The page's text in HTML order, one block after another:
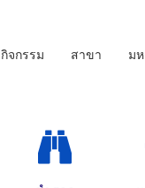
กิจกรรม สาขา ม